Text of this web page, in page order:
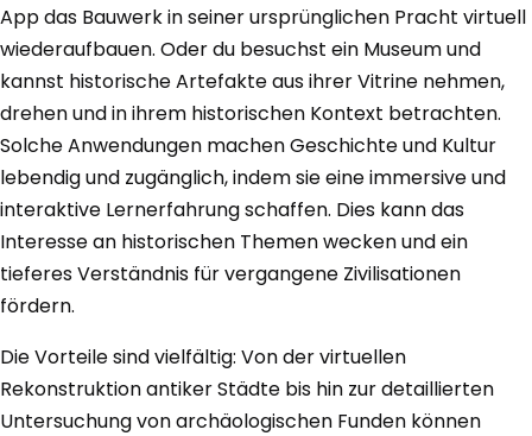
App das Bauwerk in seiner ursprünglichen Pracht virtuell
wiederaufbauen. Oder du besuchst ein Museum und
kannst historische Artefakte aus ihrer Vitrine nehmen,
drehen und in ihrem historischen Kontext betrachten.
Solche Anwendungen machen Geschichte und Kultur
lebendig und zugänglich, indem sie eine immersive und
interaktive Lernerfahrung schaffen. Dies kann das
Interesse an historischen Themen wecken und ein
tieferes Verständnis für vergangene Zivilisationen
fördern.
Die Vorteile sind vielfältig: Von der virtuellen
Rekonstruktion antiker Städte bis hin zur detaillierten
Untersuchung von archäologischen Funden können